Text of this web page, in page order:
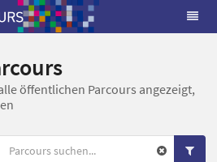
öffentlichen Parcours angezeigt,